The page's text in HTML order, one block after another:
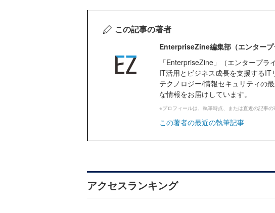
この記事の著者
EnterpriseZine編集部（エンタープ
「EnterpriseZine」（エンタープ
IT活用とビジネス成長を支援する
テクノロジー/情報セキュリティの
な情報をお届けしています。
※プロフィールは、執筆時点、または直近の記事
この著者の最近の執筆記事
アクセスランキング